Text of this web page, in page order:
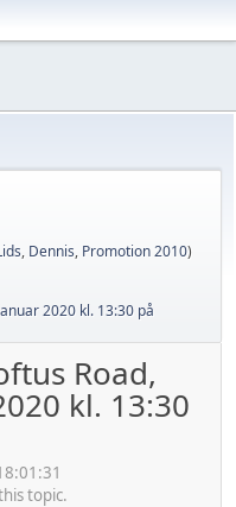
, Dennis, Promotion 2010)
2020 kl. 13:30 på
Road,
kl. 13:30
topic.